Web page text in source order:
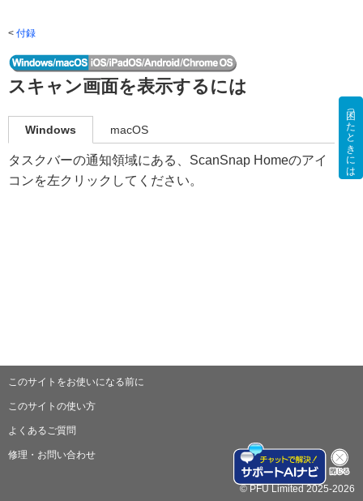
付録
スキャン画面を表示するには
Windows
タスクバーの通知領域にある、ScanSnap Homeのアイ
コンを左クリックしてください。
macOS
このサイトをお使いになる前に
このサイトの使い方
よくあるご質問
修理・お問い合わせ
© PFU Limited 2025-2026
困ったときには